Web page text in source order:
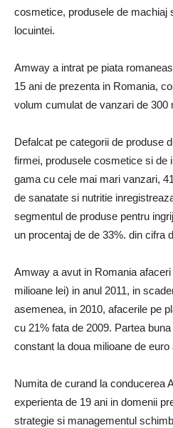
cosmetice, produsele de machiaj
locuintei.
Amway a intrat pe piata
15 ani de prezenta in Romania,
volum cumulat de vanzari de 300
Defalcat pe categorii de produse
firmei, produsele cosmetice si de
gama cu cele mai mari vanzari,
de sanatate si nutritie
segmentul de produse pentru
un procentaj de de 33%. din cifra
Amway a avut in Romania
milioane lei) in anul 2011, in
asemenea, in 2010, afacerile pe
cu 21% fata de 2009. Partea
constant la doua milioane de
Numita de curand la conducerea
experienta de 19 ani in domenii
strategie si managementul